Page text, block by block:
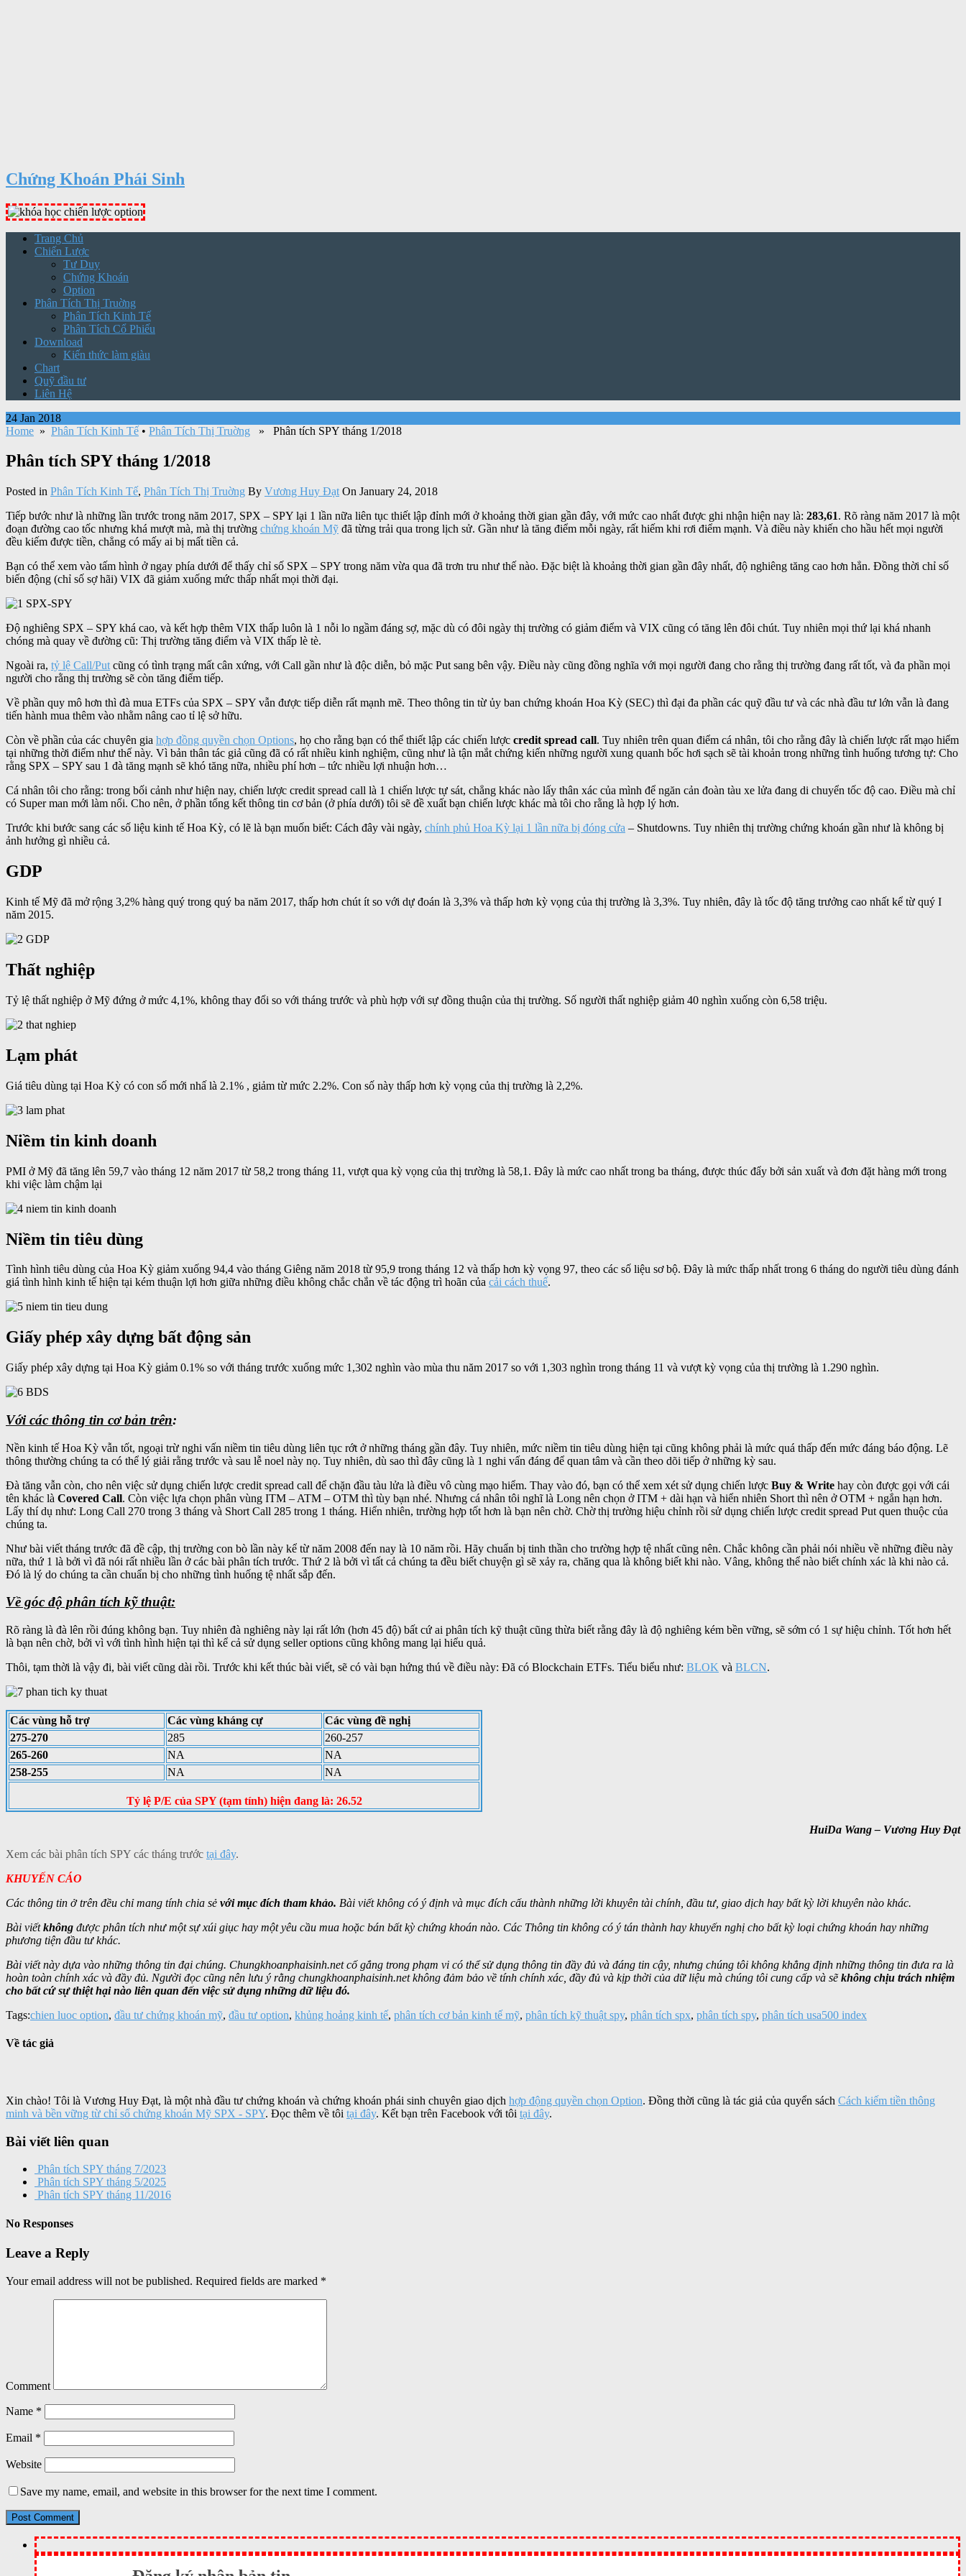
Chứng Khoán Phái Sinh
Trang Chủ
Chiến Lược
Tư Duy
Chứng Khoán
Option
Phân Tích Thị Truờng
Phân Tích Kinh Tế
Phân Tích Cổ Phiếu
Download
Kiến thức làm giàu
Chart
Quỹ đầu tư
Liên Hệ
24 Jan 2018
Home » Phân Tích Kinh Tế • Phân Tích Thị Truờng » Phân tích SPY tháng 1/2018
Phân tích SPY tháng 1/2018
Posted in Phân Tích Kinh Tế, Phân Tích Thị Truờng By Vương Huy Đạt On January 24, 2018
Tiếp bước như là những lần trước trong năm 2017, SPX – SPY lại 1 lần nữa liên tục thiết lập đỉnh mới ở khoảng thời gian gần đây, với mức cao nhất được ghi nhận hiện nay là: 283,61. Rõ ràng năm 2017 là một
đoạn đường cao tốc nhưng khá mượt mà, mà thị trường chứng khoán Mỹ đã từng trải qua trong lịch sử. Gần như là tăng điểm mỗi ngày, rất hiếm khi rơi điểm mạnh. Và điều này khiến cho hầu hết mọi người
đều kiếm được tiền, chẳng có mấy ai bị mất tiền cả.
Bạn có thể xem vào tấm hình ở ngay phía dưới để thấy chỉ số SPX – SPY trong năm vừa qua đã trơn tru như thế nào. Đặc biệt là khoảng thời gian gần đây nhất, độ nghiêng tăng cao hơn hẳn. Đồng thời chỉ số
biến động (chỉ số sợ hãi) VIX đã giảm xuống mức thấp nhất mọi thời đại.
Độ nghiêng SPX – SPY khá cao, và kết hợp thêm VIX thấp luôn là 1 nỗi lo ngầm đáng sợ, mặc dù có đôi ngày thị trường có giảm điểm và VIX cũng có tăng lên đôi chút. Tuy nhiên mọi thứ lại khá nhanh
chóng mà quay về đường cũ: Thị trường tăng điểm và VIX thấp lè tè.
Ngoài ra, tỷ lệ Call/Put cũng có tình trạng mất cân xứng, với Call gần như là độc diễn, bỏ mặc Put sang bên vậy. Điều này cũng đồng nghĩa với mọi người đang cho rằng thị trường đang rất tốt, và đa phần mọi
người cho rằng thị trường sẽ còn tăng điểm tiếp.
Về phần quy mô hơn thì đà mua ETFs của SPX – SPY vẫn được tiếp diễn rất mạnh mẽ. Theo thông tin từ ủy ban chứng khoán Hoa Kỳ (SEC) thì đại đa phần các quỹ đầu tư và các nhà đầu tư lớn vẫn là đang
tiến hành mua thêm vào nhằm nâng cao tỉ lệ sở hữu.
Còn về phần của các chuyên gia hợp đồng quyền chọn Options, họ cho rằng bạn có thể thiết lập các chiến lược credit spread call. Tuy nhiên trên quan điểm cá nhân, tôi cho rằng đây là chiến lược rất mạo hiểm
tại những thời điểm như thế này. Vì bản thân tác giả cũng đã có rất nhiều kinh nghiệm, cũng như là tận mắt chứng kiến những người xung quanh bốc hơi sạch sẽ tài khoản trong những tình huống tương tự: Cho
rằng SPX – SPY sau 1 đà tăng mạnh sẽ khó tăng nữa, nhiều phí hơn – tức nhiều lợi nhuận hơn…
Cá nhân tôi cho rằng: trong bối cảnh như hiện nay, chiến lược credit spread call là 1 chiến lược tự sát, chẳng khác nào lấy thân xác của mình để ngăn cản đoàn tàu xe lửa đang di chuyển tốc độ cao. Điều mà chỉ
có Super man mới làm nổi. Cho nên, ở phần tổng kết thông tin cơ bản (ở phía dưới) tôi sẽ đề xuất bạn chiến lược khác mà tôi cho rằng là hợp lý hơn.
Trước khi bước sang các số liệu kinh tế Hoa Kỳ, có lẽ là bạn muốn biết: Cách đây vài ngày, chính phủ Hoa Kỳ lại 1 lần nữa bị đóng cửa – Shutdowns. Tuy nhiên thị trường chứng khoán gần như là không bị
ảnh hưởng gì nhiều cả.
GDP
Kinh tế Mỹ đã mở rộng 3,2% hàng quý trong quý ba năm 2017, thấp hơn chút ít so với dự đoán là 3,3% và thấp hơn kỳ vọng của thị trường là 3,3%. Tuy nhiên, đây là tốc độ tăng trưởng cao nhất kể từ quý I
năm 2015.
Thất nghiệp
Tỷ lệ thất nghiệp ở Mỹ đứng ở mức 4,1%, không thay đổi so với tháng trước và phù hợp với sự đồng thuận của thị trường. Số người thất nghiệp giảm 40 nghìn xuống còn 6,58 triệu.
Lạm phát
Giá tiêu dùng tại Hoa Kỳ có con số mới nhấ là 2.1% , giảm từ mức 2.2%. Con số này thấp hơn kỳ vọng của thị trường là 2,2%.
Niềm tin kinh doanh
PMI ở Mỹ đã tăng lên 59,7 vào tháng 12 năm 2017 từ 58,2 trong tháng 11, vượt qua kỳ vọng của thị trường là 58,1. Đây là mức cao nhất trong ba tháng, được thúc đẩy bởi sản xuất và đơn đặt hàng mới trong
khi việc làm chậm lại
Niềm tin tiêu dùng
Tình hình tiêu dùng của Hoa Kỳ giảm xuống 94,4 vào tháng Giêng năm 2018 từ 95,9 trong tháng 12 và thấp hơn kỳ vọng 97, theo các số liệu sơ bộ. Đây là mức thấp nhất trong 6 tháng do người tiêu dùng đánh
giá tình hình kinh tế hiện tại kém thuận lợi hơn giữa những điều không chắc chắn về tác động trì hoãn của cải cách thuế.
Giấy phép xây dựng bất động sản
Giấy phép xây dựng tại Hoa Kỳ giảm 0.1% so với tháng trước xuống mức 1,302 nghìn vào mùa thu năm 2017 so với 1,303 nghìn trong tháng 11 và vượt kỳ vọng của thị trường là 1.290 nghìn.
Với các thông tin cơ bản trên:
Nền kinh tế Hoa Kỳ vẫn tốt, ngoại trừ nghi vấn niềm tin tiêu dùng liên tục rớt ở những tháng gần đây. Tuy nhiên, mức niềm tin tiêu dùng hiện tại cũng không phải là mức quá thấp đến mức đáng báo động. Lẽ
thông thường chúng ta có thể lý giải rằng trước và sau lễ noel này nọ. Tuy nhiên, dù sao thì đây cũng là 1 nghi vấn đáng để quan tâm và cần theo dõi tiếp ở những kỳ sau.
Đà tăng vẫn còn, cho nên việc sử dụng chiến lược credit spread call để chặn đầu tàu lửa là điều vô cùng mạo hiểm. Thay vào đó, bạn có thể xem xét sử dụng chiến lược Buy & Write hay còn được gọi với cái
tên khác là Covered Call. Còn việc lựa chọn phân vùng ITM – ATM – OTM thì tùy bạn nhé. Nhưng cá nhân tôi nghĩ là Long nên chọn ở ITM + dài hạn và hiển nhiên Short thì nên ở OTM + ngắn hạn hơn.
Lấy thí dụ như: Long Call 270 trong 3 tháng và Short Call 285 trong 1 tháng. Hiển nhiên, trường hợp tốt hơn là bạn nên chờ. Chờ thị trường hiệu chỉnh rồi sử dụng chiến lược credit spread Put quen thuộc của
chúng ta.
Như bài viết tháng trước đã đề cập, thị trường con bò lần này kể từ năm 2008 đến nay là 10 năm rồi. Hãy chuẩn bị tinh thần cho trường hợp tệ nhất cũng nên. Chắc không cần phải nói nhiều về những điều này
nữa, thứ 1 là bởi vì đã nói rất nhiều lần ở các bài phân tích trước. Thứ 2 là bởi vì tất cả chúng ta đều biết chuyện gì sẽ xảy ra, chăng qua là không biết khi nào. Vâng, không thể nào biết chính xác là khi nào cả.
Đó là lý do chúng ta cần chuẩn bị cho những tình huống tệ nhất sắp đến.
Về góc độ phân tích kỹ thuật:
Rõ ràng là đà lên rồi đúng không bạn. Tuy nhiên đà nghiêng này lại rất lớn (hơn 45 độ) bất cứ ai phân tích kỹ thuật cũng thừa biết rằng đây là độ nghiêng kém bền vững, sẽ sớm có 1 sự hiệu chỉnh. Tốt hơn hết
là bạn nên chờ, bởi vì với tình hình hiện tại thì kể cả sử dụng seller options cũng không mang lại hiểu quả.
Thôi, tạm thời là vậy đi, bài viết cũng dài rồi. Trước khi kết thúc bài viết, sẽ có vài bạn hứng thú về điều này: Đã có Blockchain ETFs. Tiểu biểu như: BLOK và BLCN.
Các vùng hỗ trợ Các vùng kháng cự
Các vùng đề nghị
275-270
285
260-257
265-260
NA
NA
258-255
NA NA
Tỷ lệ P/E của SPY (tạm tính) hiện đang là: 26.52
HuiDa Wang – Vương Huy Đạt
Xem các bài phân tích SPY các tháng trước tại đây.
KHUYẾN CÁO
Các thông tin ở trên đều chỉ mang tính chia sẻ với mục đích tham khảo. Bài viết không có ý định và mục đích cấu thành những lời khuyên tài chính, đầu tư, giao dịch hay bất kỳ lời khuyên nào khác.
Bài viếtkhông được phân tích như một sự xúi giục hay một yêu cầu mua hoặc bán bất kỳ chứng khoán nào. Các Thông tin không có ý tán thành hay khuyến nghị cho bất kỳ loại chứng khoán hay những
phương tiện đầu tư khác.
Bài viết này dựa vào những thông tin đại chúng. Chungkhoanphaisinh.net cố gắng trong phạm vi có thể sử dụng thông tin đầy đủ và đáng tin cậy, nhưng chúng tôi không khẳng định những thông tin đưa ra là
hoàn toàn chính xác và đầy đủ. Người đọc cũng nên lưu ý rằng chungkhoanphaisinh.net không đảm bảo về tính chính xác, đầy đủ và kịp thời của dữ liệu mà chúng tôi cung cấp và sẽkhông chịu trách nhiệm
cho bất cứ sự thiệt hại nào liên quan đến việc sử dụng những dữ liệu đó.
Tags:chien luoc option, đầu tư chứng khoán mỹ, đầu tư option, khủng hoảng kinh tế, phân tích cơ bản kinh tế mỹ, phân tích kỹ thuật spy, phân tích spx, phân tích spy, phân tích usa500 index
Về tác giả
Xin chào! Tôi là Vương Huy Đạt, là một nhà đầu tư chứng khoán và chứng khoán phái sinh chuyên giao dịch hợp động quyền chọn Option. Đồng thời cũng là tác giả của quyển sách Cách kiếm tiền thông
minh và bền vững từ chỉ số chứng khoán Mỹ SPX - SPY. Đọc thêm về tôi tại đây. Kết bạn trên Facebook với tôi tại đây.
Bài viết liên quan
Phân tích SPY tháng 7/2023
Phân tích SPY tháng 5/2025
Phân tích SPY tháng 11/2016
No Responses
Leave a Reply
Your email address will not be published. Required fields are marked *
Comment
Name *
Email *
Website
Save my name, email, and website in this browser for the next time I comment.